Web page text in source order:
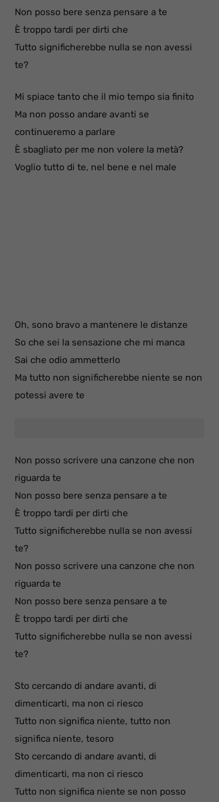
Non posso bere senza pensare a te
È troppo tardi per dirti che
Tutto significherebbe nulla se non avessi
te?
Mi spiace tanto che il mio tempo sia finito
Ma non posso andare avanti se
continueremo a parlare
È sbagliato per me non volere la metà?
Voglio tutto di te, nel bene e nel male
Oh, sono bravo a mantenere le distanze
So che sei la sensazione che mi manca
Sai che odio ammetterlo
Ma tutto non significherebbe niente se non
potessi avere te
Non posso scrivere una canzone che non
riguarda te
Non posso bere senza pensare a te
È troppo tardi per dirti che
Tutto significherebbe nulla se non avessi
te?
Non posso scrivere una canzone che non
riguarda te
Non posso bere senza pensare a te
È troppo tardi per dirti che
Tutto significherebbe nulla se non avessi
te?
Sto cercando di andare avanti, di
dimenticarti, ma non ci riesco
Tutto non significa niente, tutto non
significa niente, tesoro
Sto cercando di andare avanti, di
dimenticarti, ma non ci riesco
Tutto non significa niente se non posso